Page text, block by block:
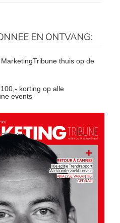
EN ONTVANG:
thuis op de
korting op alle
events